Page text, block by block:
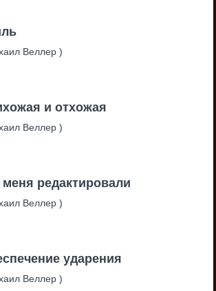
Веллер)
и отхожая
Веллер)
меня редактировали
Веллер)
ударения
Веллер)